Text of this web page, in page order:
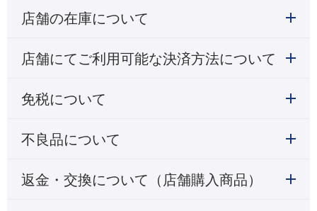
店舗の在庫について
店舗にてご利用可能な決済方法について
免税について
不良品について
返金・交換について（店舗購入商品）